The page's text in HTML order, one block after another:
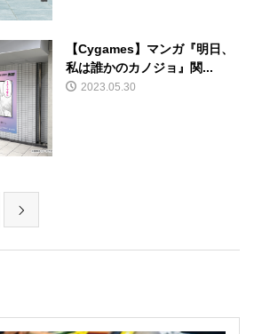
【Cygames】マンガ『明日、
私は誰かのカノジョ』関...
2023.05.30
